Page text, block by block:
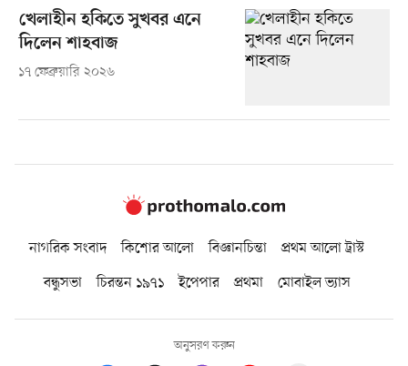
খেলাহীন হকিতে সুখবর এনে
দিলেন শাহবাজ
১৭ ফেব্রুয়ারি ২০২৬
নাগরিক সংবাদ কিশোর আলো বিজ্ঞানচিন্তা
প্রথম আলো ট্রাস্ট
বন্ধুসভা
চিরন্তন ১৯৭১ ইপেপার প্রথমা মোবাইল ভ্যাস
অনুসরণ করুন